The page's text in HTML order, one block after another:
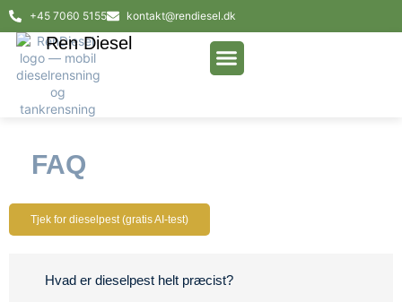
+45 7060 5155 kontakt@rendiesel.dk
Ren Diesel
FAQ
Tjek for dieselpest (gratis AI-test)
Hvad er dieselpest helt præcist?